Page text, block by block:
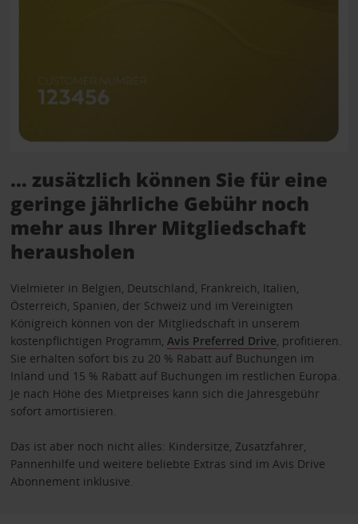
… zusätzlich können Sie für eine
geringe jährliche Gebühr noch
mehr aus Ihrer Mitgliedschaft
herausholen
Vielmieter in Belgien, Deutschland, Frankreich, Italien,
Österreich, Spanien, der Schweiz und im Vereinigten
Königreich können von der Mitgliedschaft in unserem
kostenpflichtigen Programm, Avis Preferred Drive , profitieren.
Sie erhalten sofort bis zu 20 % Rabatt auf Buchungen im
Inland und 15 % Rabatt auf Buchungen im restlichen Europa.
Je nach Höhe des Mietpreises kann sich die Jahresgebühr
sofort amortisieren.
Das ist aber noch nicht alles: Kindersitze, Zusatzfahrer,
Pannenhilfe und weitere beliebte Extras sind im Avis Drive
Abonnement inklusive.